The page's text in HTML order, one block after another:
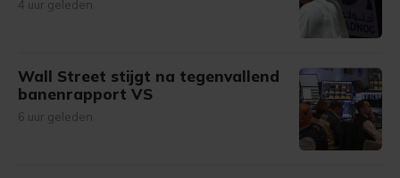
4 uur geleden
Wall Street stijgt na tegenvallend
banenrapport VS
6 uur geleden